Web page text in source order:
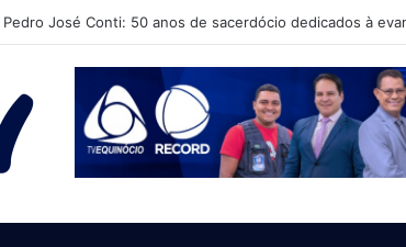
Pedro José Conti: 50 anos de sacerdócio dedicados à